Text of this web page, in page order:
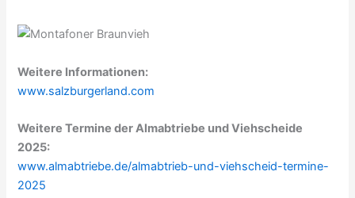
Weitere Informationen:
www.salzburgerland.com
Weitere Termine der Almabtriebe und Viehscheide
2025:
www.almabtriebe.de/almabtrieb-und-viehscheid-termine-
2025